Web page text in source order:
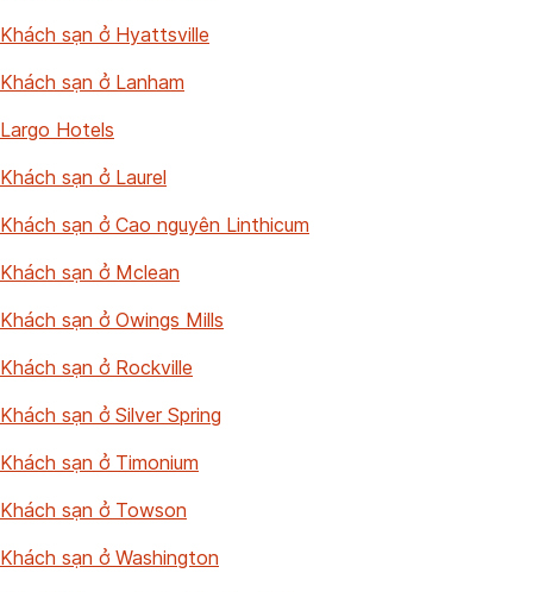
Khách sạn ở Hyattsville
Khách sạn ở Lanham
Largo Hotels
Khách sạn ở Laurel
Khách sạn ở Cao nguyên Linthicum
Khách sạn ở Mclean
Khách sạn ở Owings Mills
Khách sạn ở Rockville
Khách sạn ở Silver Spring
Khách sạn ở Timonium
Khách sạn ở Towson
Khách sạn ở Washington